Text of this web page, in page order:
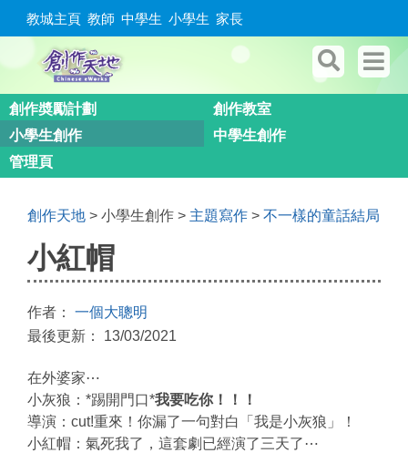
教城主頁 教師 中學生 小學生 家長
創作奬勵計劃
創作教室
小學生創作
中學生創作
管理頁
創作天地 > 小學生創作 > 主題寫作 > 不一樣的童話結局
小紅帽
作者： 一個大聰明
最後更新： 13/03/2021
在外婆家⋯
小灰狼：*踢開門口*我要吃你！！！
導演：cut!重來！你漏了一句對白「我是小灰狼」！
小紅帽：氣死我了，這套劇已經演了三天了⋯